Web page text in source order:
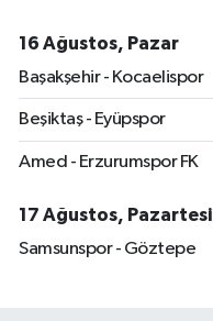
16 Ağustos, Pazar
Başakşehir - Kocaelispor
Beşiktaş - Eyüpspor
Amed - Erzurumspor FK
17 Ağustos, Pazartesi
Samsunspor - Göztepe